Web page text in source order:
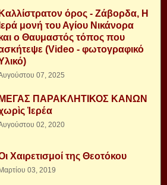
Καλλίστρατον όρος - Ζάβορδα, Η
Ιερά μονή του Αγίου Νικάνορα
ο Θαυμαστός τόπος που
(Video - φωτογραφικό
07, 2025
ΜΕΓΑΣ ΠΑΡΑΚΛΗΤΙΚΟΣ ΚΑΝΩΝ
Ἱερέα
02, 2020
Χαιρετισμοί της Θεοτόκου
Μαρτίου 03, 2019